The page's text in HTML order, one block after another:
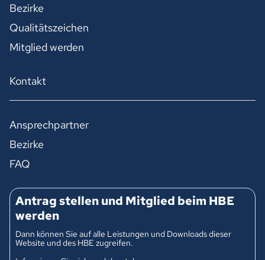
Bezirke
Qualitätszeichen
Mitglied werden
Kontakt
Ansprechpartner
Bezirke
FAQ
Antrag stellen und Mitglied beim HBE
werden
Dann können Sie auf alle Leistungen und Downloads dieser
Website und des HBE zugreifen.